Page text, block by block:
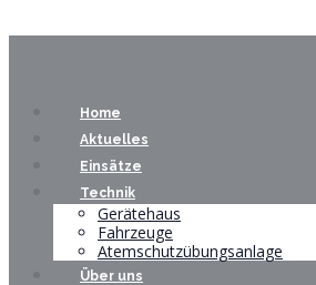
Home
Aktuelles
Einsätze
Technik
Gerätehaus
Fahrzeuge
Atemschutzübungsanlage
Über uns